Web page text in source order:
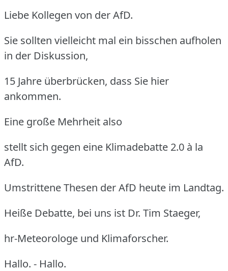
Liebe Kollegen von der AfD.
Sie sollten vielleicht mal ein bisschen aufholen
in der Diskussion,
15 Jahre überbrücken, dass Sie hier
ankommen.
Eine große Mehrheit also
stellt sich gegen eine Klimadebatte 2.0 à la
AfD.
Umstrittene Thesen der AfD heute im Landtag.
Heiße Debatte, bei uns ist Dr. Tim Staeger,
hr-Meteorologe und Klimaforscher.
Hallo. - Hallo.